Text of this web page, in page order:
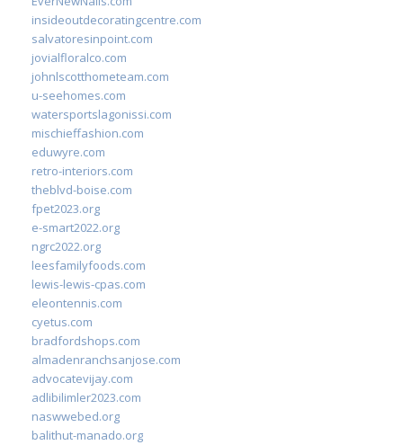
insideoutdecoratingcentre.com
salvatoresinpoint.com
jovialfloralco.com
johnlscotthometeam.com
u-seehomes.com
watersportslagonissi.com
mischieffashion.com
eduwyre.com
retro-interiors.com
theblvd-boise.com
fpet2023.org
e-smart2022.org
ngrc2022.org
leesfamilyfoods.com
lewis-lewis-cpas.com
eleontennis.com
cyetus.com
bradfordshops.com
almadenranchsanjose.com
advocatevijay.com
adlibilimler2023.com
naswwebed.org
balithut-manado.org